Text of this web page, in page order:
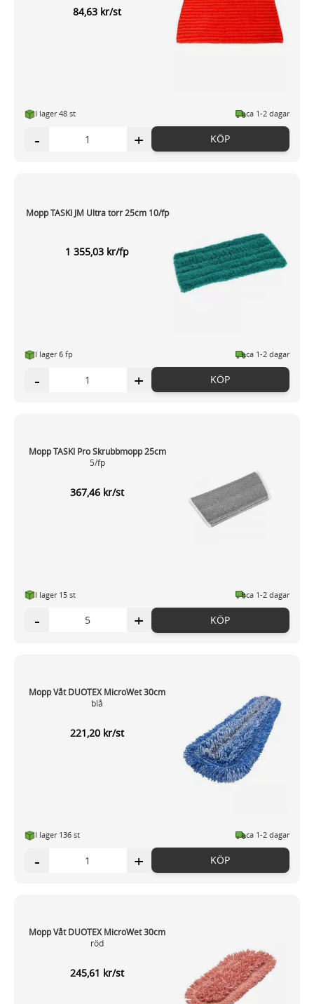
84,63 kr/st
I lager 48 st ca 1-2 dagar
- + KÖP
Mopp TASKI JM Ultra torr 25cm 10/fp
1 355,03 kr/fp
I lager 6 fp ca 1-2 dagar
- + KÖP
Mopp TASKI Pro Skrubbmopp 25cm
5/fp
367,46 kr/st
I lager 15 st ca 1-2 dagar
- + KÖP
Mopp Våt DUOTEX MicroWet 30cm
blå
221,20 kr/st
I lager 136 st ca 1-2 dagar
- + KÖP
Mopp Våt DUOTEX MicroWet 30cm
röd
245,61 kr/st